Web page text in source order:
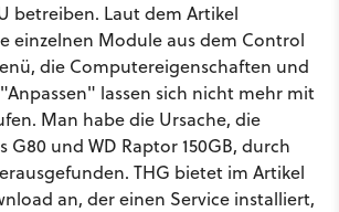
betreiben. Laut dem Artikel
einzelnen Module aus dem Control
die Computereigenschaften und
lassen sich nicht mehr mit
Man habe die Ursache, die
G80 und WD Raptor 150GB, durch
THG bietet im Artikel
an, der einen Service installiert,